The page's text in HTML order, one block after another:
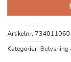
Artikelnr:
Kategorier: Belysning